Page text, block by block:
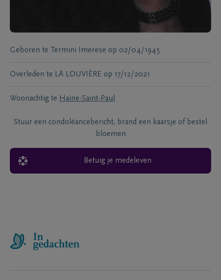
Geboren te Termini Imerese op 02/04/1945
Overleden te LA LOUVIÈRE op 17/12/2021
Woonachtig te Haine-Saint-Paul
Stuur een condoléancebericht, brand een kaarsje of bestel
bloemen
Betuig je medeleven